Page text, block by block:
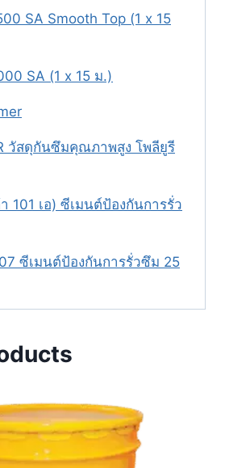
SA Smooth Top (1 x 15
SA (1 x 15 ม.)
วัสดุกันซึมคุณภาพสูง โพลียูรี
101 เอ) ซีเมนต์ป้องกันการรั่ว
ซีเมนต์ป้องกันการรั่วซึม 25